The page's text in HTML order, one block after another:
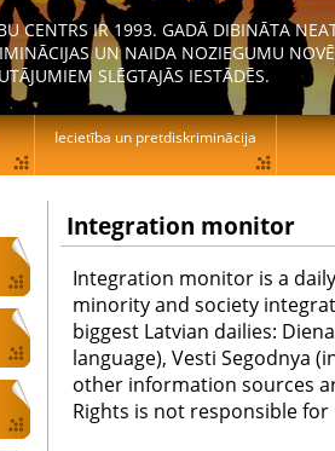
Integration monitor
Integration monitor is a
minority and society
biggest Latvian dailies:
language), Vesti Segodnya
other information sources
Rights is not responsible
CENTRS IR 1993. GADĀ DIBINĀTA
UN NAIDA NOZIEGUMU
SLĒGTAJĀS IESTĀDĒS.
Iecietība un pretdiskriminācija